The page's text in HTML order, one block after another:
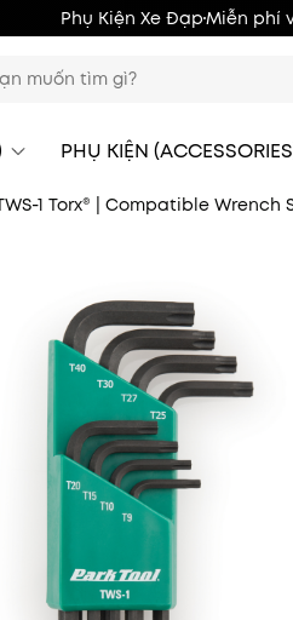
Phụ Kiện Xe ĐạpMiễn phí
PHỤ KIỆN
1 Torx® | Compatible Wrench